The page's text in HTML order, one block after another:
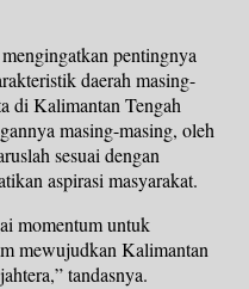
pentingnya
daerah masing-
di Kalimantan Tengah
masing-masing, oleh
sesuai dengan
aspirasi masyarakat.
momentum untuk
mewujudkan Kalimantan
tandasnya.